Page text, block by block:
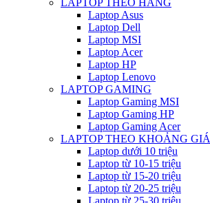
LAPTOP THEO HÃNG
Laptop Asus
Laptop Dell
Laptop MSI
Laptop Acer
Laptop HP
Laptop Lenovo
LAPTOP GAMING
Laptop Gaming MSI
Laptop Gaming HP
Laptop Gaming Acer
LAPTOP THEO KHOẢNG GIÁ
Laptop dưới 10 triệu
Laptop từ 10-15 triệu
Laptop từ 15-20 triệu
Laptop từ 20-25 triệu
Laptop từ 25-30 triệu